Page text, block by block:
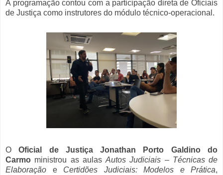
A programação contou com a participação direta de Oficiais
de Justiça como instrutores do módulo técnico-operacional.
OOficial de Justiça Jonathan Porto Galdino do
Carmo ministrou as aulas Autos Judiciais – Técnicas de
Elaboração e Certidões Judiciais: Modelos e Prática,